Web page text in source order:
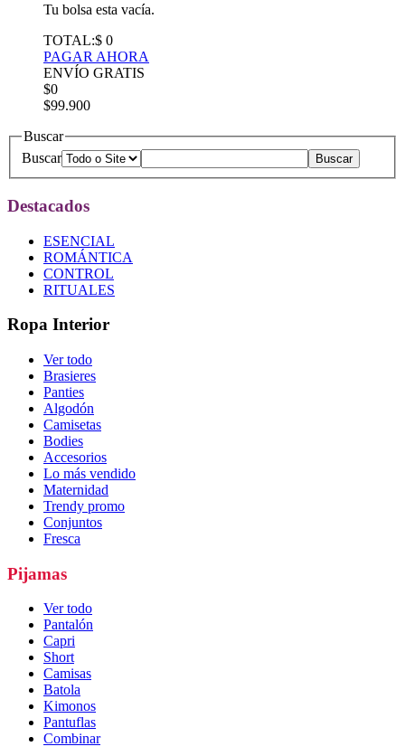
Tu bolsa esta vacía.
TOTAL:$ 0
PAGAR AHORA
ENVÍO GRATIS
$0
$99.900
Buscar
Buscar
Destacados
ESENCIAL
ROMÁNTICA
CONTROL
RITUALES
Ropa Interior
Ver todo
Brasieres
Panties
Algodón
Camisetas
Bodies
Accesorios
Lo más vendido
Maternidad
Trendy promo
Conjuntos
Fresca
Pijamas
Ver todo
Pantalón
Capri
Short
Camisas
Batola
Kimonos
Pantuflas
Combinar